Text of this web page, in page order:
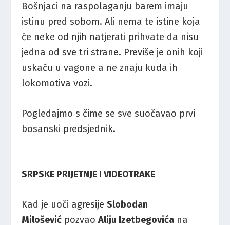
Bošnjaci na raspolaganju barem imaju
istinu pred sobom. Ali nema te istine koja
će neke od njih natjerati prihvate da nisu
jedna od sve tri strane. Previše je onih koji
uskaču u vagone a ne znaju kuda ih
lokomotiva vozi.
Pogledajmo s čime se sve suočavao prvi
bosanski predsjednik.
SRPSKE PRIJETNJE I VIDEOTRAKE
Kad je uoči agresijeSlobodan
Milošević pozvaoAliju Izetbegovića na